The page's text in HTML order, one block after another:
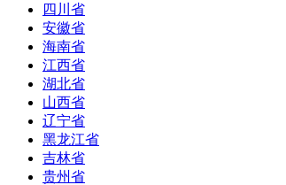
四川省
安徽省
海南省
江西省
湖北省
山西省
辽宁省
黑龙江省
吉林省
贵州省